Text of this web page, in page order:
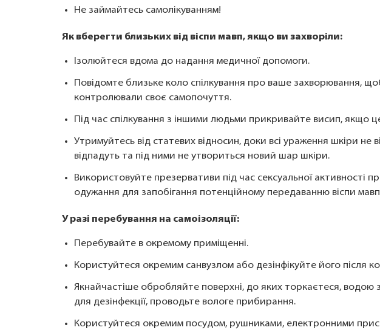
Не займайтесь самолікуванням!
Як вберегти близьких від віспи мавп, якщо ви захворіли:
Ізолюйтеся вдома до надання медичної допомоги.
Повідомте близьке коло спілкування про ваше захворювання,
контролювали своє самопочуття.
Під час спілкування з іншими людьми прикривайте висип, якщо
Утримуйтесь від статевих відносин, доки всі ураження шкіри не
відпадуть та під ними не утвориться новий шар шкіри.
Використовуйте презервативи під час сексуальної активності
одужання для запобігання потенційному передаванню віспи
У разі перебування на самоізоляції:
Перебувайте в окремому приміщенні.
Користуйтеся окремим санвузлом або дезінфікуйте його після
Якнайчастіше обробляйте поверхні, до яких торкаєтеся, водою
для дезінфекції, проводьте вологе прибирання.
Користуйтеся окремим посудом, рушниками, електронними